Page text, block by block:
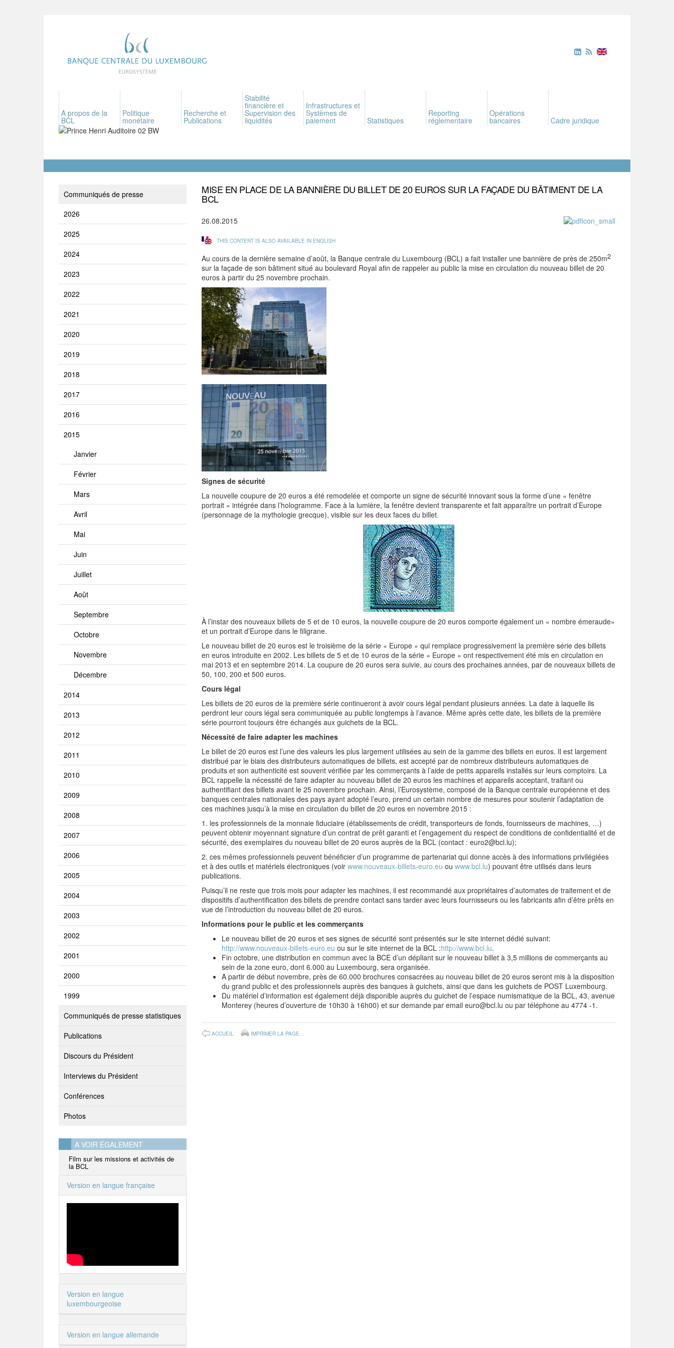
A propos de la
BCL
Politique
monétaire
Recherche et
Publications
Stabilité
financière et
Supervision des
liquidités
Infrastructures et
Systèmes de
paiement Statistiques
Reporting
réglementaire
Opérations
bancaires Cadre juridique
Communiqués de presse
2026
2025
2024
2023
2022
2021
2020
2019
2018
2017
2016
2015
Janvier
Février
Mars
Avril
Mai
Juin
Juillet
Août
Septembre
Octobre
Novembre
Décembre
2014
2013
2012
2011
2010
2009
2008
2007
2006
2005
2004
2003
2002
2001
2000
1999
Communiqués de presse statistiques
Publications
Discours du Président
Interviews du Président
Conférences
Photos
A VOIR ÉGALEMENT
Film sur les missions et activités de
la BCL
Version en langue française
Version en langue
luxembourgeoise
Version en langue allemande
MISE EN PLACE DE LA BANNIÈRE DU BILLET DE 20 EUROS SUR LA FAÇADE DU BÂTIMENT DE LA
BCL
26.08.2015
THIS CONTENT IS ALSO AVAILABLE IN ENGLISH
Au cours de la dernière semaine d’août, la Banque centrale du Luxembourg (BCL) a fait installer une bannière de près de 250m2
sur la façade de son bâtiment situé au boulevard Royal afin de rappeler au public la mise en circulation du nouveau billet de 20
euros à partir du 25 novembre prochain.
Signes de sécurité
La nouvelle coupure de 20 euros a été remodelée et comporte un signe de sécurité innovant sous la forme d’une « fenêtre
portrait » intégrée dans l’hologramme. Face à la lumière, la fenêtre devient transparente et fait apparaître un portrait d’Europe
(personnage de la mythologie grecque), visible sur les deux faces du billet.
À l’instar des nouveaux billets de 5 et de 10 euros, la nouvelle coupure de 20 euros comporte également un « nombre émeraude»
et un portrait d’Europe dans le filigrane.
Le nouveau billet de 20 euros est le troisième de la série « Europe » qui remplace progressivement la première série des billets
en euros introduite en 2002. Les billets de 5 et de 10 euros de la série « Europe » ont respectivement été mis en circulation en
mai 2013 et en septembre 2014. La coupure de 20 euros sera suivie, au cours des prochaines années, par de nouveaux billets de
50, 100, 200 et 500 euros.
Cours légal
Les billets de 20 euros de la première série continueront à avoir cours légal pendant plusieurs années. La date à laquelle ils
perdront leur cours légal sera communiquée au public longtemps à l’avance. Même après cette date, les billets de la première
série pourront toujours être échangés aux guichets de la BCL.
Nécessité de faire adapter les machines
Le billet de 20 euros est l’une des valeurs les plus largement utilisées au sein de la gamme des billets en euros. Il est largement
distribué par le biais des distributeurs automatiques de billets, est accepté par de nombreux distributeurs automatiques de
produits et son authenticité est souvent vérifiée par les commerçants à l’aide de petits appareils installés sur leurs comptoirs. La
BCL rappelle la nécessité de faire adapter au nouveau billet de 20 euros les machines et appareils acceptant, traitant ou
authentifiant des billets avant le 25 novembre prochain. Ainsi, l’Eurosystème, composé de la Banque centrale européenne et des
banques centrales nationales des pays ayant adopté l’euro, prend un certain nombre de mesures pour soutenir l’adaptation de
ces machines jusqu’à la mise en circulation du billet de 20 euros en novembre 2015 :
1. les professionnels de la monnaie fiduciaire (établissements de crédit, transporteurs de fonds, fournisseurs de machines, …)
peuvent obtenir moyennant signature d’un contrat de prêt garanti et l’engagement du respect de conditions de confidentialité et de
sécurité, des exemplaires du nouveau billet de 20 euros auprès de la BCL (contact : euro2@bcl.lu);
2. ces mêmes professionnels peuvent bénéficier d’un programme de partenariat qui donne accès à des informations privilégiées
et à des outils et matériels électroniques (voir www.nouveaux-billets-euro.eu ou www.bcl.lu) pouvant être utilisés dans leurs
publications.
Puisqu’il ne reste que trois mois pour adapter les machines, il est recommandé aux propriétaires d’automates de traitement et de
dispositifs d’authentification des billets de prendre contact sans tarder avec leurs fournisseurs ou les fabricants afin d’être prêts en
vue de l’introduction du nouveau billet de 20 euros.
Informations pour le public et les commerçants
Le nouveau billet de 20 euros et ses signes de sécurité sont présentés sur le site internet dédié suivant:
http://www.nouveaux-billets-euro.eu ou sur le site internet de la BCL :http://www.bcl.lu.
Fin octobre, une distribution en commun avec la BCE d’un dépliant sur le nouveau billet à 3,5 millions de commerçants au
sein de la zone euro, dont 6.000 au Luxembourg, sera organisée.
A partir de début novembre, près de 60.000 brochures consacrées au nouveau billet de 20 euros seront mis à la disposition
du grand public et des professionnels auprès des banques à guichets, ainsi que dans les guichets de POST Luxembourg.
Du matériel d’information est également déjà disponible auprès du guichet de l’espace numismatique de la BCL, 43, avenue
Monterey (heures d’ouverture de 10h30 à 16h00) et sur demande par email euro@bcl.lu ou par téléphone au 4774 -1.
ACCUEIL IMPRIMER LA PAGE